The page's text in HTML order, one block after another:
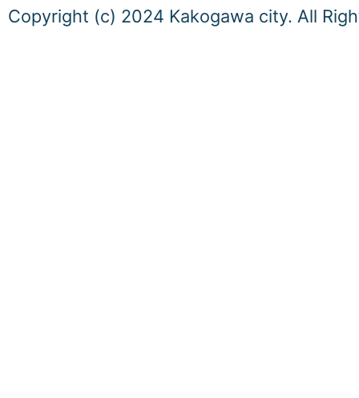
Copyright (c) 2024 Kakogawa city. All